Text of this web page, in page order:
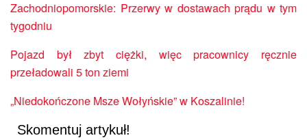
Zachodniopomorskie: Przerwy w dostawach prądu w tym
tygodniu
Pojazd był zbyt ciężki, więc pracownicy ręcznie
przeładowali 5 ton ziemi
„Niedokończone Msze Wołyńskie” w Koszalinie!
Skomentuj artykuł!